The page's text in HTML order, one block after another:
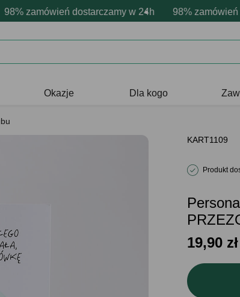
zamówień dostarczamy w 24h 98% zamówień
produktów Profesjonalna i darmowa
emocje - zawsze udane prezenty
Okazje Dla kogo
KART1109
Produkt
19,90 zł